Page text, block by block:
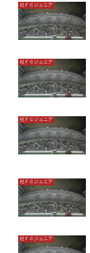
社ＦＣジュニア
社ＦＣジュニア
社ＦＣジュニア
社ＦＣジュニア
社ＦＣジュニア